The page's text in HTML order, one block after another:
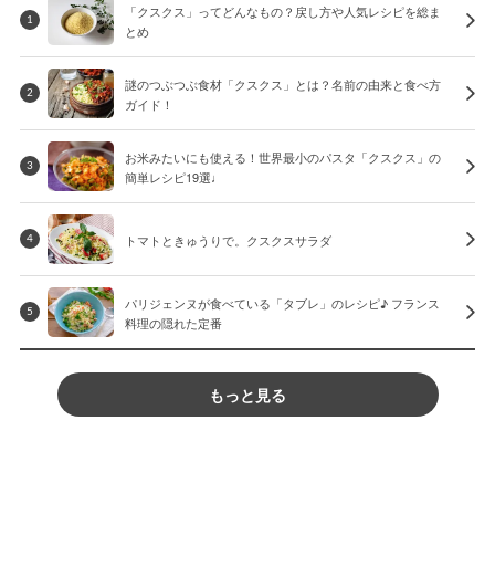
1
「クスクス」ってどんなもの？戻し方や人気レシピを総ま
とめ
2
謎のつぶつぶ食材「クスクス」とは？名前の由来と食べ方
ガイド！
3
お米みたいにも使える！世界最小のパスタ「クスクス」の
簡単レシピ19選♩
4 トマトときゅうりで。クスクスサラダ
5
パリジェンヌが食べている「タブレ」のレシピ♪ フランス
料理の隠れた定番
もっと見る